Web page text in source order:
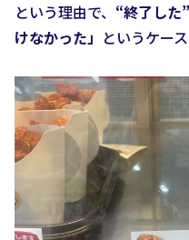
という理由で、 “終了した
けなかった」 というケー